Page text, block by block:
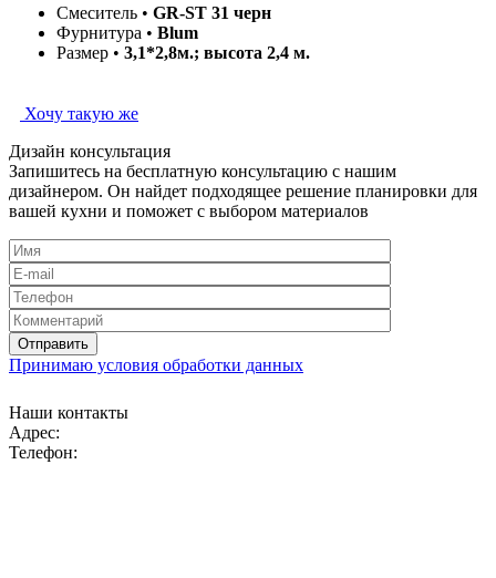
Смеситель • GR-ST 31 черн
Фурнитура • Blum
Размер • 3,1*2,8м.; высота 2,4 м.
Хочу такую же
Дизайн консультация
Запишитесь на бесплатную консультацию с нашим
дизайнером. Он найдет подходящее решение планировки для
вашей кухни и поможет с выбором материалов
Принимаю условия обработки данных
Наши контакты
Адрес:
Телефон: